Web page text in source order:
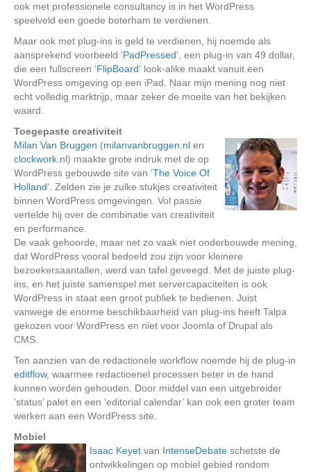
ook met professionele consultancy is in het WordPress
speelveld een goede boterham te verdienen.
Maar ook met plug-ins is geld te verdienen, hij noemde als
aansprekend voorbeeld ‘PadPressed‘, een plug-in van 49 dollar,
die een fullscreen ‘FlipBoard‘ look-alike maakt vanuit een
WordPress omgeving op een iPad. Naar mijn mening nog niet
echt volledig marktrijp, maar zeker de moeite van het bekijken
waard.
Toegepaste creativiteit
Milan Van Bruggen (milanvanbruggen.nl en
clockwork.nl) maakte grote indruk met de op
WordPress gebouwde site van ‘The Voice Of
Holland‘. Zelden zie je zulke stukjes creativiteit
binnen WordPress omgevingen. Vol passie
vertelde hij over de combinatie van creativiteit
en performance.
De vaak gehoorde, maar net zo vaak niet onderbouwde mening,
dat WordPress vooral bedoeld zou zijn voor kleinere
bezoekersaantallen, werd van tafel geveegd. Met de juiste plug-
ins, en het juiste samenspel met servercapaciteiten is ook
WordPress in staat een groot publiek te bedienen. Juist
vanwege de enorme beschikbaarheid van plug-ins heeft Talpa
gekozen voor WordPress en niet voor Joomla of Drupal als
CMS.
Ten aanzien van de redactionele workflow noemde hij de plug-in
editflow, waarmee redactioenel processen beter in de hand
kunnen worden gehouden. Door middel van een uitgebreider
‘status’ palet en een ‘editorial calendar’ kan ook een groter team
werken aan een WordPress site.
Mobiel
Isaac Keyet van IntenseDebate schetste de
ontwikkelingen op mobiel gebied rondom